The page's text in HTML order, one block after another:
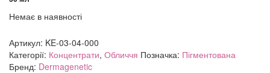
080,00 грн.
Немає в наявності
Артикул: KE-03-04-000
Категорії: Концентрати, Обличчя Позначка: Пігментована
Бренд: Dermagenetic